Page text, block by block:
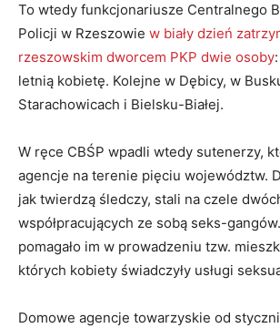
To wtedy funkcjonariusze Centralnego
Policji w Rzeszowie w biały dzień
rzeszowskim dworcem PKP dwie osoby
letnią kobietę. Kolejne w Dębicy, w
Starachowicach i Bielsku-Białej.
W ręce CBŚP wpadli wtedy sutenerzy,
agencje na terenie pięciu województw.
jak twierdzą śledczy, stali na czele
współpracujących ze sobą seks-
pomagało im w prowadzeniu tzw.
których kobiety świadczyły usługi
Domowe agencje towarzyskie od